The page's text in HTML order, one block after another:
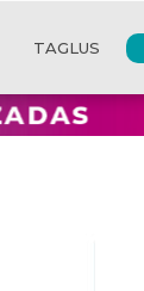
TAGLUS